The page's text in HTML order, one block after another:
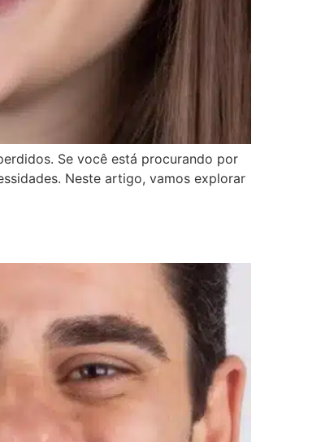
Se você está procurando por
Neste artigo, vamos explorar